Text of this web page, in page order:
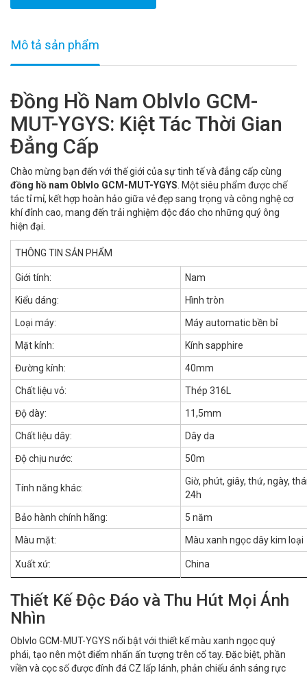
Mô tả sản phẩm
Đồng Hồ Nam Oblvlo GCM-
MUT-YGYS: Kiệt Tác Thời Gian
Đẳng Cấp
Chào mừng bạn đến với thế giới của sự tinh tế và đẳng cấp cùng
đồng hồ nam Oblvlo GCM-MUT-YGYS . Một siêu phẩm được chế
tác tỉ mỉ, kết hợp hoàn hảo giữa vẻ đẹp sang trọng và công nghệ cơ
khí đỉnh cao, mang đến trải nghiệm độc đáo cho những quý ông
hiện đại.
THÔNG TIN SẢN PHẨM
Giới tính: Nam
Kiểu dáng: Hình tròn
Loại máy: Máy automatic bền bỉ
Mặt kính: Kính sapphire
Đường kính: 40mm
Chất liệu vỏ: Thép 316L
Độ dày: 11,5mm
Chất liệu dây: Dây da
Độ chịu nước: 50m
Tính năng khác:
Giờ, phút, giây, thứ, ngày,
24h
Bảo hành chính hãng: 5 năm
Màu mặt: Màu xanh ngọc dây kim loại
Xuất xứ: China
Thiết Kế Độc Đáo và Thu Hút Mọi Ánh
Nhìn
Oblvlo GCM-MUT-YGYS nổi bật với thiết kế màu xanh ngọc quý
phái, tạo nên một điểm nhấn ấn tượng trên cổ tay. Đặc biệt, phần
viền và cọc số được đính đá CZ lấp lánh, phản chiếu ánh sáng rực